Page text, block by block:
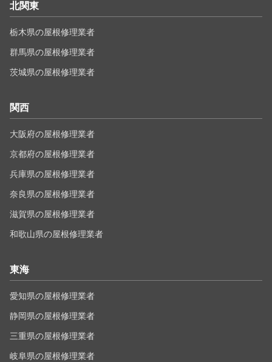
北関東
栃木県の屋根修理業者
群馬県の屋根修理業者
茨城県の屋根修理業者
関西
大阪府の屋根修理業者
京都府の屋根修理業者
兵庫県の屋根修理業者
奈良県の屋根修理業者
滋賀県の屋根修理業者
和歌山県の屋根修理業者
東海
愛知県の屋根修理業者
静岡県の屋根修理業者
三重県の屋根修理業者
岐阜県の屋根修理業者